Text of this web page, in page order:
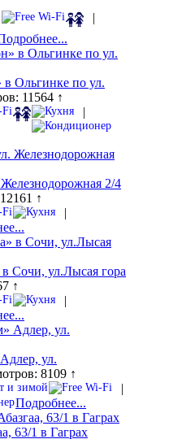
|
Ольгинке по ул.
11564 ↑
|
2/4
↑
|
Сочи, ул.Лысая гора
↑
|
ул.
8109 ↑
|
Подробнее...
63/1 в Гаграх